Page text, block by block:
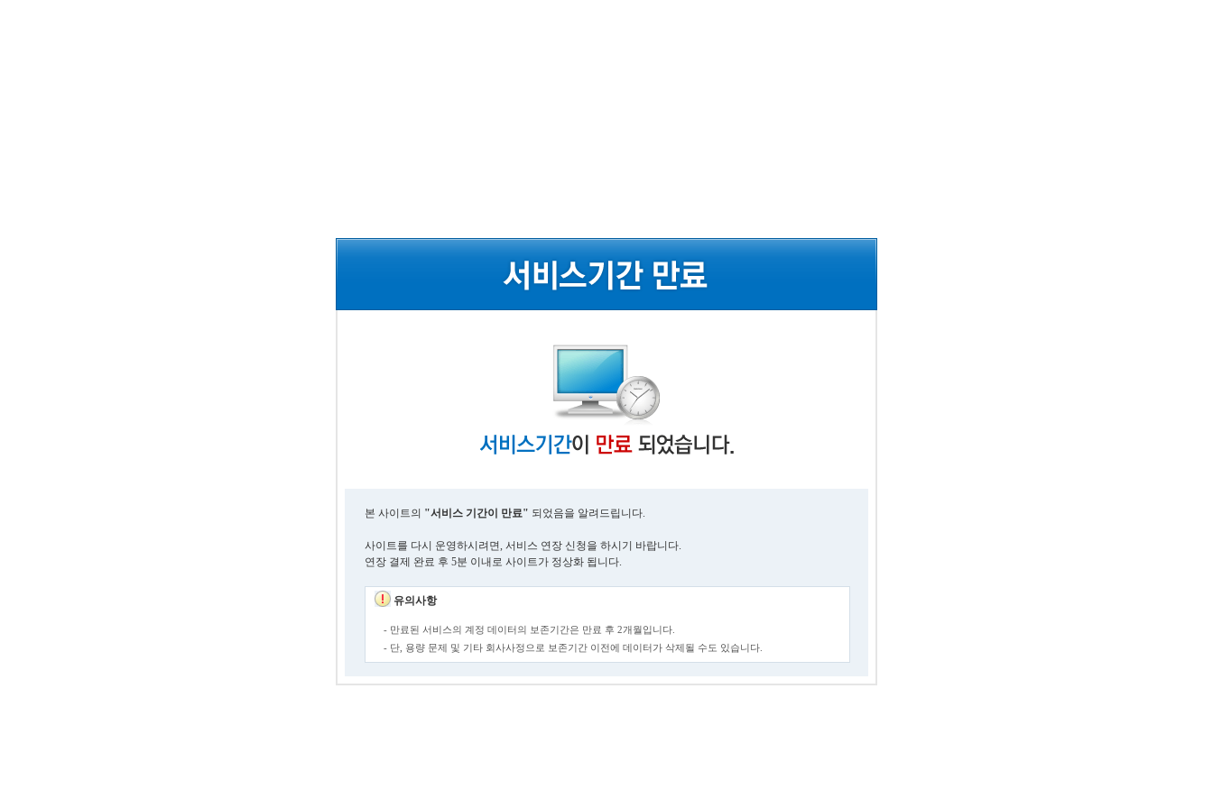
본 사이트의 "서비스 기간이 만료" 되었음을 알려드립니다.
사이트를 다시 운영하시려면, 서비스 연장 신청을 하시기 바랍니다.
연장 결제 완료 후 5분 이내로 사이트가 정상화 됩니다.
유의사항
- 만료된 서비스의 계정 데이터의 보존기간은 만료 후 2개월입니다.
- 단, 용량 문제 및 기타 회사사정으로 보존기간 이전에 데이터가 삭제될 수도 있습니다.